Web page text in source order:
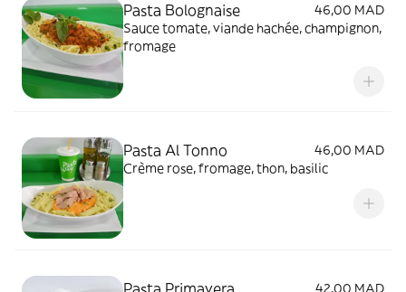
Pasta Bolognaise
46,00 MAD
Sauce tomate, viande hachée, champignon,
fromage
Pasta Al Tonno
46,00 MAD
Crème rose, fromage, thon, basilic
Pasta Primavera 42,00 MAD